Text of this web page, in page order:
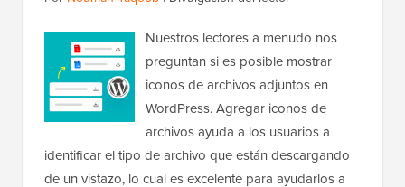
Nuestros lectores a menudo nos
preguntan si es posible mostrar
iconos de archivos adjuntos en
WordPress. Agregar iconos de
archivos ayuda a los usuarios a
identificar el tipo de archivo que están descargando
de un vistazo, lo cual es excelente para ayudarlos a